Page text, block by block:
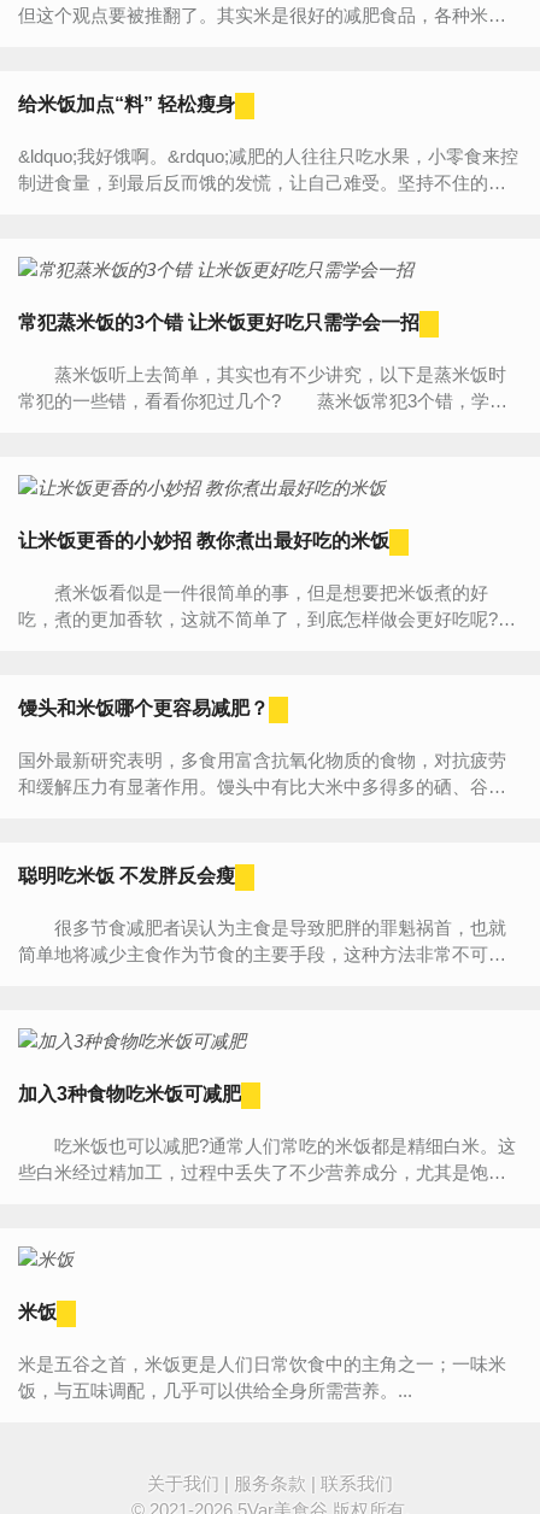
但这个观点要被推翻了。其实米是很好的减肥食品，各种米的
给米饭加点“料” 轻松瘦身
&ldquo;我好饿啊。&rdquo;减肥的人往往只吃水果，小零食来控
制进食量，到最后反而饿的发慌，让自己难受。坚持不住的让
常犯蒸米饭的3个错 让米饭更好吃只需学会一招
蒸米饭听上去简单，其实也有不少讲究，以下是蒸米饭时
常犯的一些错，看看你犯过几个? 蒸米饭常犯3个错，学会
让米饭更香的小妙招 教你煮出最好吃的米饭
煮米饭看似是一件很简单的事，但是想要把米饭煮的好
吃，煮的更加香软，这就不简单了，到底怎样做会更好吃呢?快
馒头和米饭哪个更容易减肥？
国外最新研究表明，多食用富含抗氧化物质的食物，对抗疲劳
和缓解压力有显著作用。馒头中有比大米中多得多的硒、谷胱
聪明吃米饭 不发胖反会瘦
很多节食减肥者误认为主食是导致肥胖的罪魁祸首，也就
简单地将减少主食作为节食的主要手段，这种方法非常不可
加入3种食物吃米饭可减肥
吃米饭也可以减肥?通常人们常吃的米饭都是精细白米。这
些白米经过精加工，过程中丢失了不少营养成分，尤其是饱腹
米饭
米是五谷之首，米饭更是人们日常饮食中的主角之一；一味米
饭，与五味调配，几乎可以供给全身所需营养。...
关于我们 | 服务条款 | 联系我们
© 2021-2026 5Var美食谷 版权所有.